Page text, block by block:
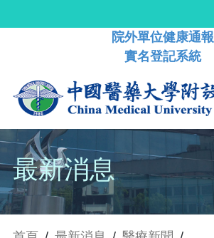
院外單位健康通報
實名登記系統
最新消息